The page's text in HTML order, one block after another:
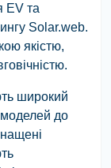
ЕV та
Solar.web.
якістю,
широкий
до